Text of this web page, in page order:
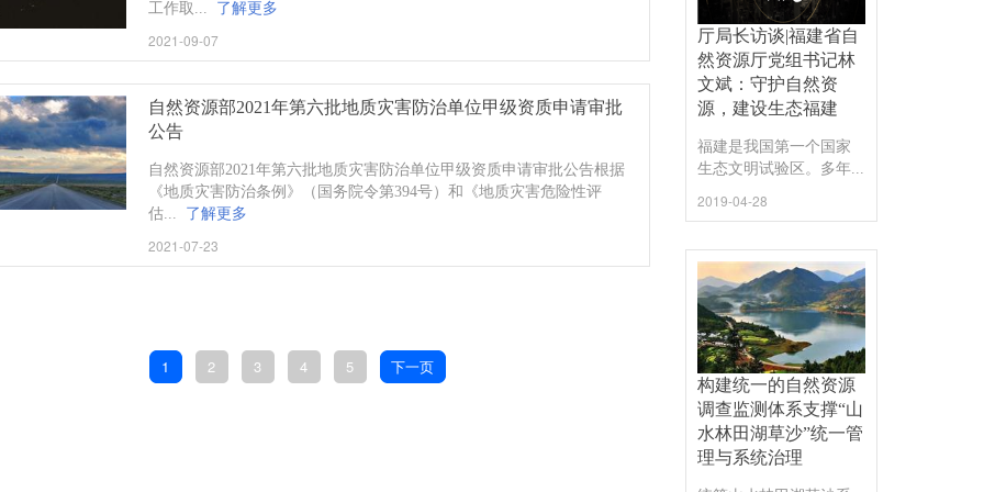
工作取... 了解更多
2021-09-07
自然资源部2021年第六批地质灾害防治单位甲级资质申请审批
公告
自然资源部2021年第六批地质灾害防治单位甲级资质申请审批公告根据
《地质灾害防治条例》（国务院令第394号）和《地质灾害危险性评
估... 了解更多
2021-07-23
1 2 3 4 5 下一页
厅局长访谈|福建省自
然资源厅党组书记林
文斌：守护自然资
源，建设生态福建
福建是我国第一个国家
生态文明试验区。多年...
2019-04-28
构建统一的自然资源
调查监测体系支撑“山
水林田湖草沙”统一管
理与系统治理